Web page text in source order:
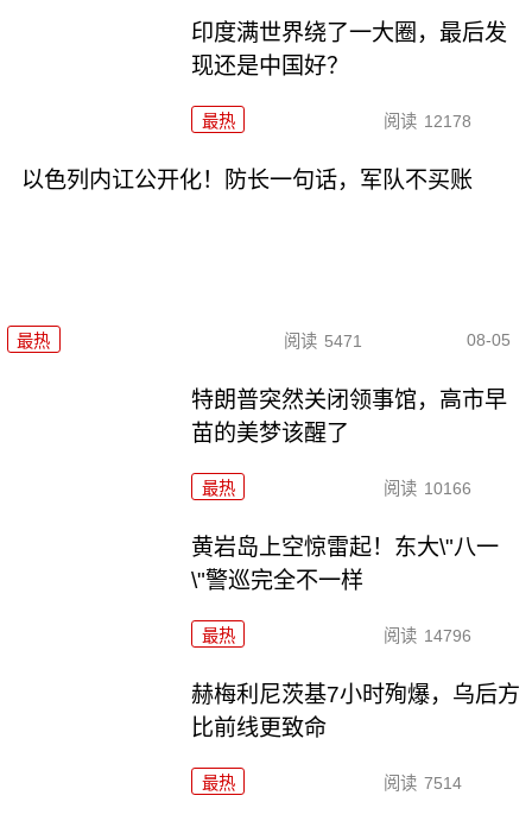
印度满世界绕了一大圈，最后发
现还是中国好？
最热 阅读 12178
以色列内讧公开化！防长一句话，军队不买账
最热 阅读 5471 08-05
特朗普突然关闭领事馆，高市早
苗的美梦该醒了
最热 阅读 10166
黄岩岛上空惊雷起！东大\"八一
\"警巡完全不一样
最热 阅读 14796
赫梅利尼茨基7小时殉爆，乌后方
比前线更致命
最热 阅读 7514